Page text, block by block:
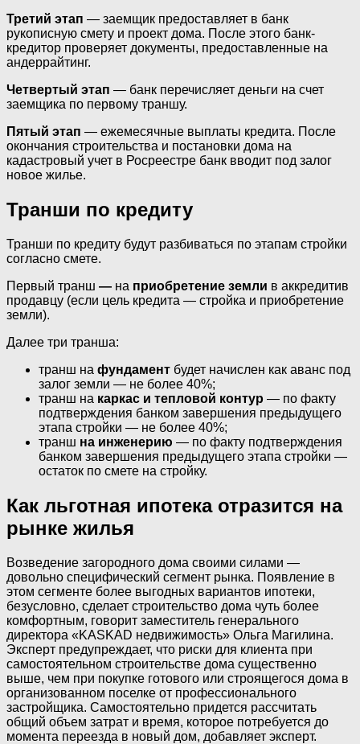
Третий этап — заемщик предоставляет в банк
рукописную смету и проект дома. После этого банк-
кредитор проверяет документы, предоставленные на
андеррайтинг.
Четвертый этап — банк перечисляет деньги на счет
заемщика по первому траншу.
Пятый этап — ежемесячные выплаты кредита. После
окончания строительства и постановки дома на
кадастровый учет в Росреестре банк вводит под залог
новое жилье.
Транши по кредиту
Транши по кредиту будут разбиваться по этапам стройки
согласно смете.
Первый транш — на приобретение земли в аккредитив
продавцу (если цель кредита — стройка и приобретение
земли).
Далее три транша:
транш на фундамент будет начислен как аванс под
залог земли — не более 40%;
транш на каркас и тепловой контур — по факту
подтверждения банком завершения предыдущего
этапа стройки — не более 40%;
транш на инженерию — по факту подтверждения
банком завершения предыдущего этапа стройки —
остаток по смете на стройку.
Как льготная ипотека отразится на
рынке жилья
Возведение загородного дома своими силами —
довольно специфический сегмент рынка. Появление в
этом сегменте более выгодных вариантов ипотеки,
безусловно, сделает строительство дома чуть более
комфортным, говорит заместитель генерального
директора «KASKAD недвижимость» Ольга Магилина.
Эксперт предупреждает, что риски для клиента при
самостоятельном строительстве дома существенно
выше, чем при покупке готового или строящегося дома в
организованном поселке от профессионального
застройщика. Самостоятельно придется рассчитать
общий объем затрат и время, которое потребуется до
момента переезда в новый дом, добавляет эксперт.